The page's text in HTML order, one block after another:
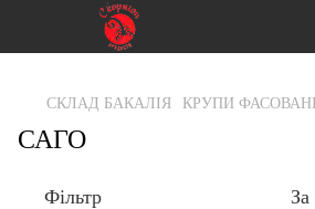
gtag('js', new Date()); gtag('config', 'G-
СКЛАД БАКАЛІЯ КРУПИ ФАСОВАНІ
САГО
Фільтр